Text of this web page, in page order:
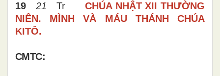
19 21 Tr CHÚA NHẬT XII THƯỜNG
NIÊN. MÌNH VÀ MÁU THÁNH CHÚA
KITÔ.
CMTC: